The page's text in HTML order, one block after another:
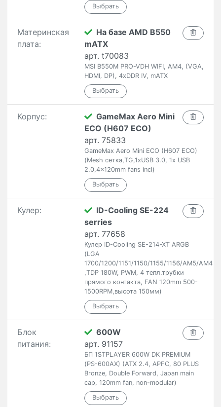
Материнская
плата:
На базе AMD B550
mATX
арт. t70083
MSI B550M PRO-VDH WIFI, AM4, (VGA,
HDMI, DP), 4xDDR IV, mATX
Корпус:
GameMax Aero Mini
ECO (H607 ECO)
арт. 75833
GameMax Aero Mini ECO (H607 ECO)
(Mesh сетка,TG,1xUSB 3.0, 1x USB
2.0,4x120mm fans incl)
Кулер:
ID-Cooling SE-224
serries
арт. 77658
Кулер ID-Cooling SE-214-XT ARGB
(LGA
1700/1200/1151/1150/1155/1156/AM5/AM4
,TDP 180W, PWM, 4 тепл.трубки
прямого контакта, FAN 120mm 500-
1500RPM,высота 150мм)
Блок
питания:
600W
арт. 91157
БП 1STPLAYER 600W DK PREMIUM
(PS-600AX) (ATX 2.4, APFC, 80 PLUS
Bronze, Double Forward, Japan main
cap, 120mm fan, non-modular)